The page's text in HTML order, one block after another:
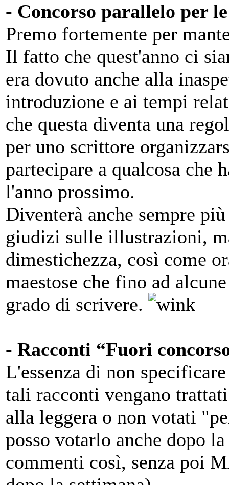
- Concorso parallelo per
Premo fortemente per
Il fatto che quest'anno ci
era dovuto anche alla
introduzione e ai tempi
che questa diventa una
per uno scrittore
partecipare a qualcosa che
l'anno prossimo.
Diventerà anche sempre
giudizi sulle illustrazioni,
dimestichezza, così come
maestose che fino ad
grado di scrivere.
- Racconti “Fuori
L'essenza di non
tali racconti vengano
alla leggera o non votati
posso votarlo anche dopo
commenti così, senza poi